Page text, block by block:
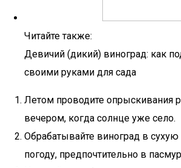
Читайте также:
Девичий (дикий) виноград: как
своими руками для сада
Летом проводите опрыскивания
вечером, когда солнце уже село.
Обрабатывайте виноград в
погоду, предпочтительно в